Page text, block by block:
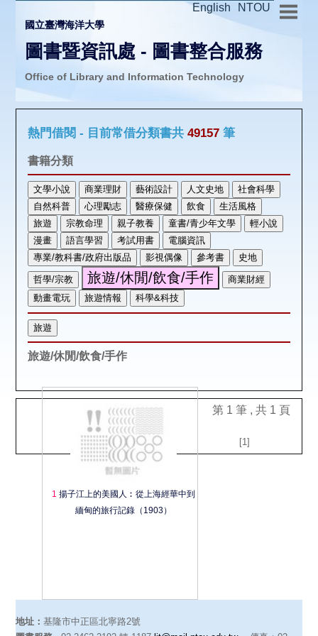
NTOU
English
國立臺灣海洋大學
圖書暨資訊處 - 圖書整合服務
Office of Library and Information Technology
推廣活動
圖書互借
線上報名
申請表單
個人借閱
熱門借閱 - 目前常借分類書共 49157筆
書籍分類
旅遊/休閒/飲食/手作
1 揚子江上的美國人︰從上海經華中到
緬甸的旅行記錄（1903）
第 1 筆 , 共 1 頁
[1]
地址：基隆市中正區北寧路2號